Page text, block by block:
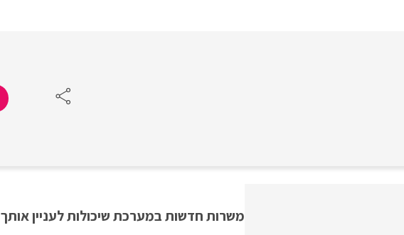
משרות חדשות במערכת שיכולות לעניין אותך